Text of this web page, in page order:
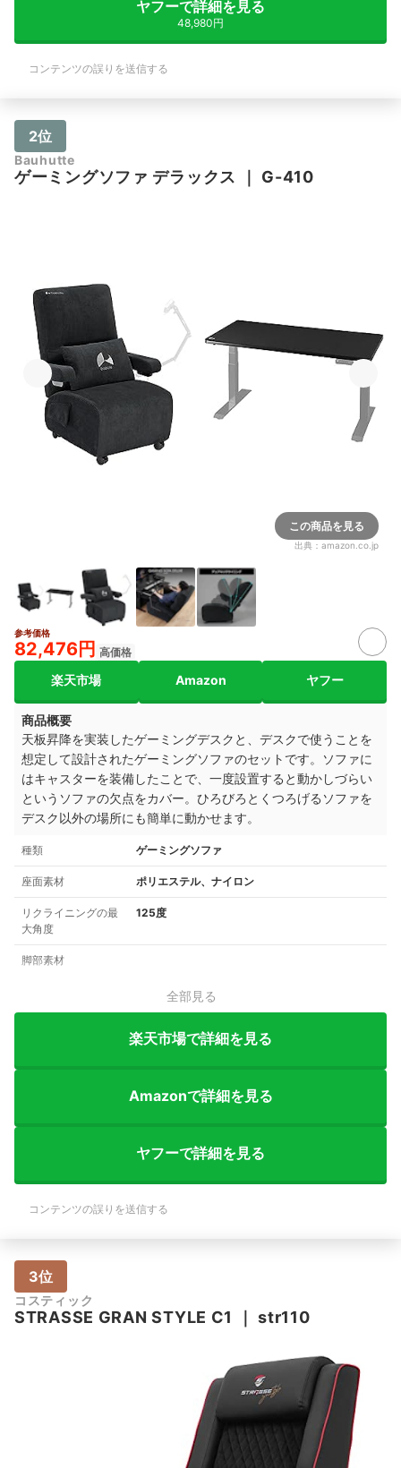
ヤフーで詳細を見る
48,980円
コンテンツの誤りを送信する
2位
Bauhutte
ゲーミングソファ デラックス ｜ G-410
この商品を見る
出典： amazon.co.jp
参考価格
82,476円 高価格
楽天市場 Amazon ヤフー
商品概要
天板昇降を実装したゲーミングデスクと、デスクで使うことを
想定して設計されたゲーミングソファのセットです。ソファに
はキャスターを装備したことで、一度設置すると動かしづらい
というソファの欠点をカバー。ひろびろとくつろげるソファを
デスク以外の場所にも簡単に動かせます。
種類 ゲーミングソファ
座面素材 ポリエステル、ナイロン
リクライニングの最
大角度
125度
脚部素材
全部見る
楽天市場で詳細を見る
Amazonで詳細を見る
ヤフーで詳細を見る
コンテンツの誤りを送信する
3位
コスティック
STRASSE GRAN STYLE C1 ｜str110